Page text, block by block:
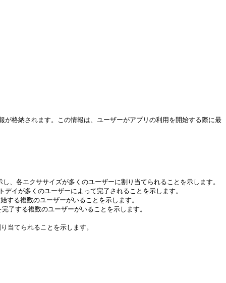
格納されます。この情報は、ユーザーがアプリの利用を開始する際に最
エクササイズが多くのユーザーに割り当てられることを示します。
が多くのユーザーによって完了されることを示します。
複数のユーザーがいることを示します。
する複数のユーザーがいることを示します。
てられることを示します。